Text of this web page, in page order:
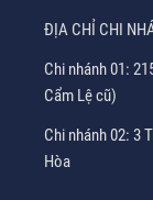
ĐỊA CHỈ CHI
Chi nhánh 01:
Cẩm Lệ cũ)
Chi nhánh 02: 3
Hòa